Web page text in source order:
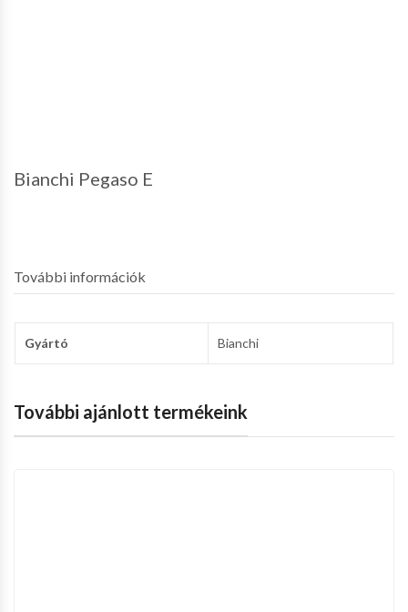
Bianchi Pegaso E
További információk
Gyártó Bianchi
További ajánlott termékeink